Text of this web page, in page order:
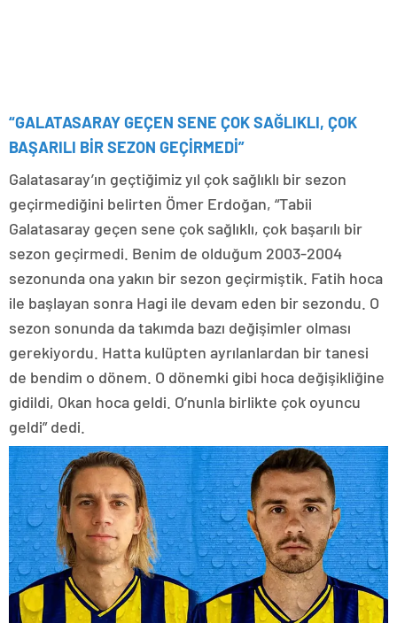
“GALATASARAY GEÇEN SENE ÇOK SAĞLIKLI, ÇOK
BAŞARILI BİR SEZON GEÇİRMEDİ”
Galatasaray’ın geçtiğimiz yıl çok sağlıklı bir sezon
geçirmediğini belirten Ömer Erdoğan, “Tabii
Galatasaray geçen sene çok sağlıklı, çok başarılı bir
sezon geçirmedi. Benim de olduğum 2003-2004
sezonunda ona yakın bir sezon geçirmiştik. Fatih hoca
ile başlayan sonra Hagi ile devam eden bir sezondu. O
sezon sonunda da takımda bazı değişimler olması
gerekiyordu. Hatta kulüpten ayrılanlardan bir tanesi
de bendim o dönem. O dönemki gibi hoca değişikliğine
gidildi, Okan hoca geldi. O’nunla birlikte çok oyuncu
geldi” dedi.